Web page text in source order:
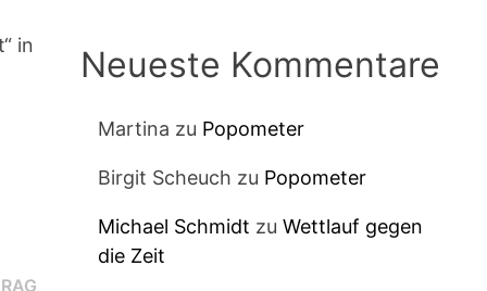
in
Nächster
Neueste Kommentare
Martina zu Popometer
Birgit Scheuch zu Popometer
Michael Schmidt zu Wettlauf gegen
die Zeit